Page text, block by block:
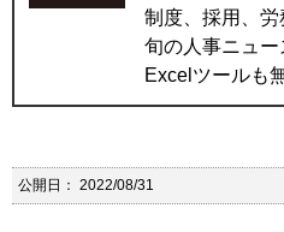
制度、採用、
旬の人事ニュ
Excelツールも
公開日： 2022/08/31